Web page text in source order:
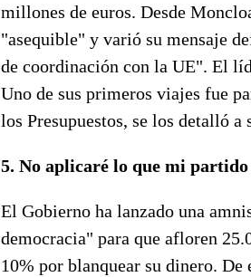
millones de euros. Desde
"asequible" y varió su mensaje
de coordinación con la UE". El
Uno de sus primeros viajes fue
los Presupuestos, se los detalló
5. No aplicaré lo que mi
El Gobierno ha lanzado una
democracia" para que afloren
10% por blanquear su dinero.